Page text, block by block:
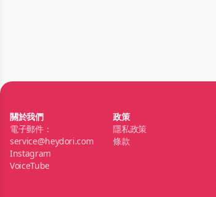
關於我們
電子郵件：
service@heydori.com
Instagram
VoiceTube
政策
隱私政策
條款